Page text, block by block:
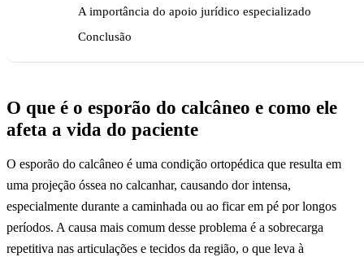
A importância do apoio jurídico especializado
Conclusão
O que é o esporão do calcâneo e como ele
afeta a vida do paciente
O esporão do calcâneo é uma condição ortopédica que resulta em
uma projeção óssea no calcanhar, causando dor intensa,
especialmente durante a caminhada ou ao ficar em pé por longos
períodos. A causa mais comum desse problema é a sobrecarga
repetitiva nas articulações e tecidos da região, o que leva à